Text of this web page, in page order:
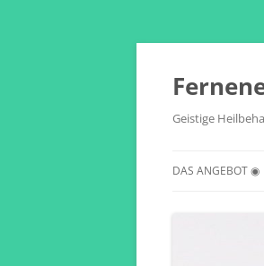
Zum
Geistige
DAS ANGEBOT ◉